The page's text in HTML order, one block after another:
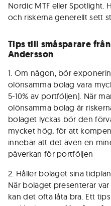
Nordic MTF eller Spotlight.
och riskerna generellt sett
Tips till småsparare
Andersson
1. Om någon, bör
olönsamma bolag vara
5-10% av portföljen). När
olönsamma bolag är
bolaget lyckas bör den
mycket hög, för att
innebär att det även en
påverkan för portföljen
2. Håller bolaget sina
När bolaget presenterar
kan det ofta låta bra. Ett